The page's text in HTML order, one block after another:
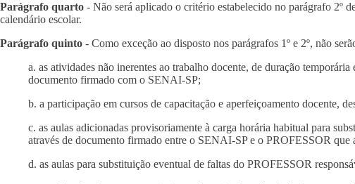
Parágrafo quarto - Não será aplicado o critério estabelecido no parágrafo 2º
calendário escolar.
Parágrafo quinto - Como exceção ao disposto nos parágrafos 1º e 2º, não
a. as atividades não inerentes ao trabalho docente, de duração
documento firmado com o SENAI-SP;
b. a participação em cursos de capacitação e aperfeiçoamento docente,
c. as aulas adicionadas provisoriamente à carga horária habitual para
através de documento firmado entre o SENAI-SP e o PROFESSOR que
d. as aulas para substituição eventual de faltas do PROFESSOR